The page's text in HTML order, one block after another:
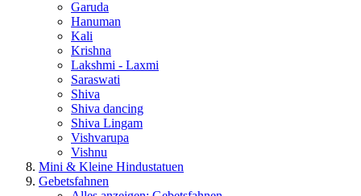
Garuda
Hanuman
Kali
Krishna
Lakshmi - Laxmi
Saraswati
Shiva
Shiva dancing
Shiva Lingam
Vishvarupa
Vishnu
Mini & Kleine Hindustatuen
Gebetsfahnen